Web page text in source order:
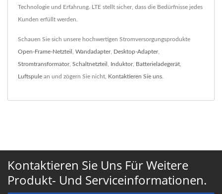
Technologie und Erfahrung. LTE stellt sicher, dass die Bedürfnisse jedes
Kunden erfüllt werden.
Schauen Sie sich unsere hochwertigen Stromversorgungsprodukte
Open-Frame-Netzteil Wandadapter, Desktop-Adapter,
Stromtransformator, Schaltnetzteil Induktor, Batterieladegerät
Luftspule an und zögern Sie nicht, Kontaktieren Sie uns
Kontaktieren Sie Uns Für Weitere
Produkt- Und Serviceinformationen.